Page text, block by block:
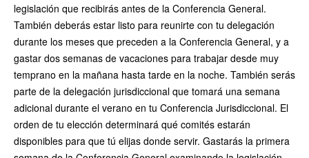
legislación que recibirás antes de la Conferencia General.
También deberás estar listo para reunirte con tu delegación
durante los meses que preceden a la Conferencia General, y a
gastar dos semanas de vacaciones para trabajar desde muy
temprano en la mañana hasta tarde en la noche. También serás
parte de la delegación jurisdiccional que tomará una semana
adicional durante el verano en tu Conferencia Jurisdiccional. El
orden de tu elección determinará qué comités estarán
disponibles para que tú elijas donde servir. Gastarás la primera